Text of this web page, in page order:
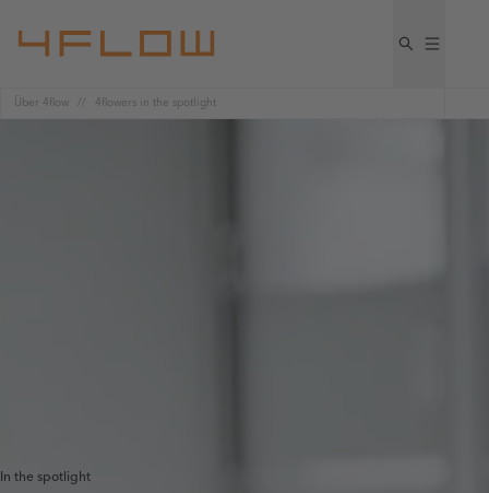
Über 4flow 4flowers in the spotlight​
In the spotlight